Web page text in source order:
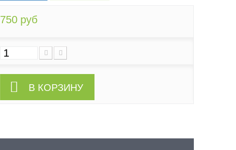
750 руб
В КОРЗИНУ